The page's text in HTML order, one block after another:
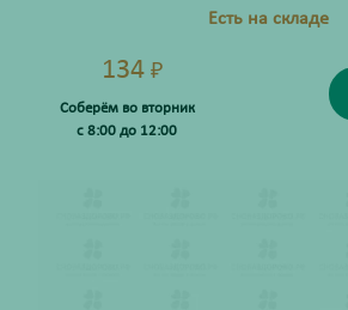
Есть на складе
134 ₽
Соберём во вторник
с 8:00 до 12:00